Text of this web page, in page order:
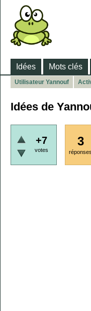
Idées Mots clés
Utilisateur Yannouf
Idées de
+7
votes
3
réponses